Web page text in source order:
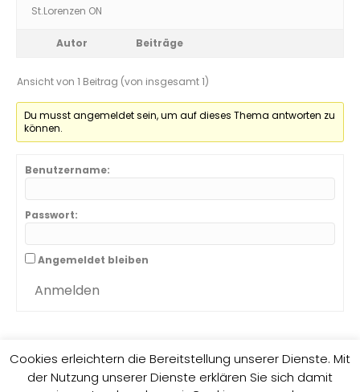
St.Lorenzen ON
Autor Beiträge
Ansicht von 1 Beitrag (von insgesamt 1)
Du musst angemeldet sein, um auf dieses Thema antworten zu
können.
Benutzername:
Passwort:
Angemeldet bleiben
Anmelden
Impressum Datenschutzrichtlinie
Cookies erleichtern die Bereitstellung unserer Dienste. Mit
der Nutzung unserer Dienste erklären Sie sich damit